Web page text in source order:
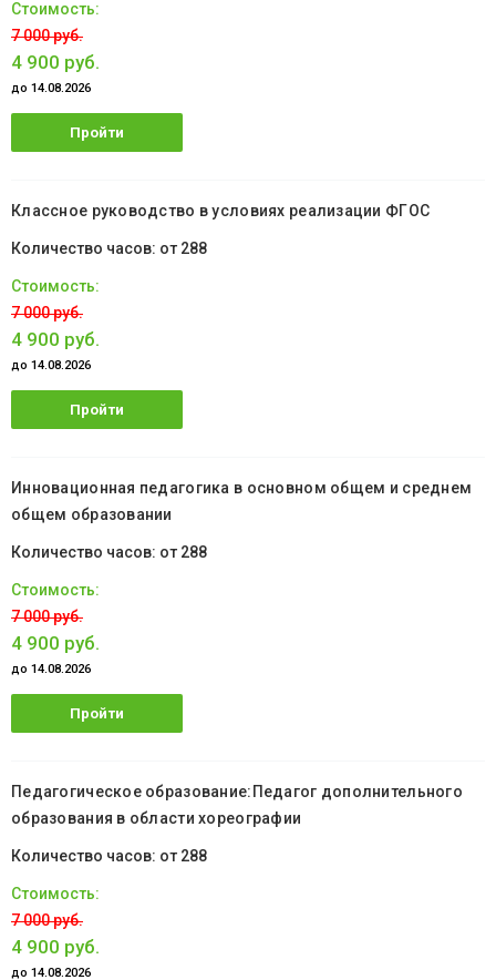
7 000 руб.
4 900 руб.
до 14.08.2026
Пройти
Классное руководство в условиях реализации ФГОС
от 288
7 000 руб.
4 900 руб.
до 14.08.2026
Пройти
Инновационная педагогика в основном общем и среднем
общем образовании
от 288
7 000 руб.
4 900 руб.
до 14.08.2026
Пройти
Педагогическое образование:Педагог дополнительного
образования в области хореографии
от 288
7 000 руб.
4 900 руб.
до 14.08.2026